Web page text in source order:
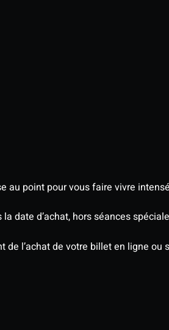
au point pour vous faire vivre
date d’achat, hors séances
l’achat de votre billet en ligne ou